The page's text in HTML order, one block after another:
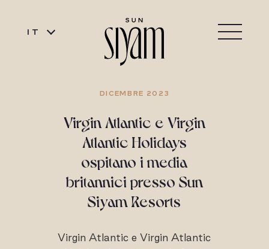
IT
DICEMBRE 2023
Virgin Atlantic e Virgin
Atlantic Holidays
ospitano i media
britannici presso Sun
Siyam Resorts
Virgin Atlantic e Virgin Atlantic